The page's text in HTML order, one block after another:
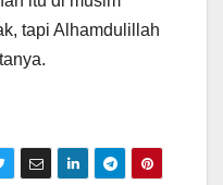
tapi Alhamdulillah